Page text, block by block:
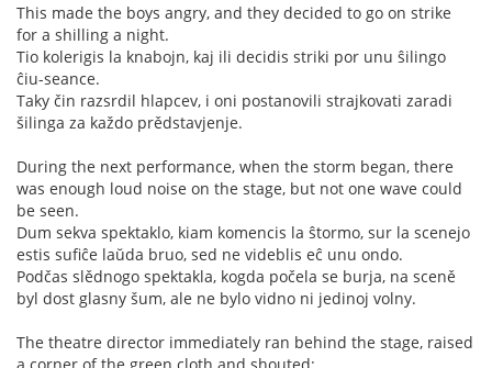
This made the boys angry, and they decided to go on strike
for a shilling a night.
Tio kolerigis la knabojn, kaj ili decidis striki por unu ŝilingo
ĉiu-seance.
Taky čin razsrdil hlapcev, i oni postanovili strajkovati zaradi
šilinga za každo prědstavjenje.
During the next performance, when the storm began, there
was enough loud noise on the stage, but not one wave could
be seen.
Dum sekva spektaklo, kiam komencis la ŝtormo, sur la scenejo
estis sufiĉe laŭda bruo, sed ne videblis eĉ unu ondo.
Podčas slědnogo spektakla, kogda počela se burja, na sceně
byl dost glasny šum, ale ne bylo vidno ni jedinoj volny.
The theatre director immediately ran behind the stage, raised